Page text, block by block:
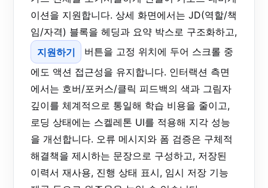
이션을 지원합니다. 상세 화면에서는 JD(역할/책
임/자격) 블록을 헤딩과 요약 박스로 구조화하고,
지원하기
버튼을 고정 위치에 두어 스크롤 중
에도 액션 접근성을 유지합니다. 인터랙션 측면
에서는 호버/포커스/클릭 피드백의 색과 그림자
깊이를 체계적으로 통일해 학습 비용을 줄이고,
로딩 상태에는 스켈레톤 UI를 적용해 지각 성능
을 개선합니다. 오류 메시지와 폼 검증은 구체적
해결책을 제시하는 문장으로 구성하고, 저장된
이력서 재사용, 진행 상태 표시, 임시 저장 기능